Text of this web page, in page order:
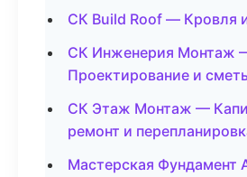
СК Build Roof — Кровля
СК Инженерия Монтаж
Проектирование и
СК Этаж Монтаж —
ремонт и
Мастерская